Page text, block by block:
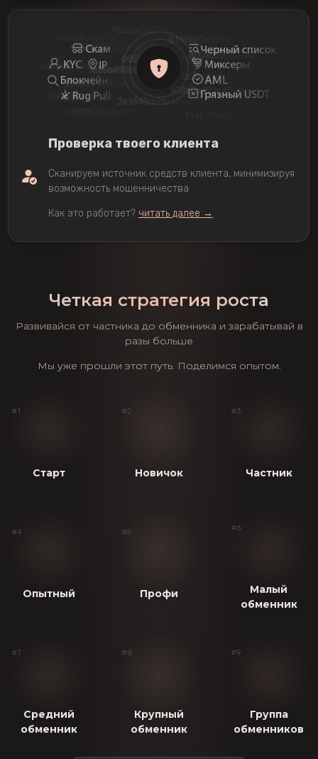
Проверка твоего клиента
Сканируем источник средств клиента, минимизируя
возможность мошенничества
Как это работает? читать далее →
Четкая стратегия роста
Развивайся от частника до обменника и зарабатывай в
разы больше
Мы уже прошли этот путь. Поделимся опытом.
#1
Старт
#2
Новичок
#3
Частник
#4
Опытный
#5
Профи
#6
Малый
обменник
#7
Средний
обменник
#8
Крупный
обменник
#9
Группа
обменников